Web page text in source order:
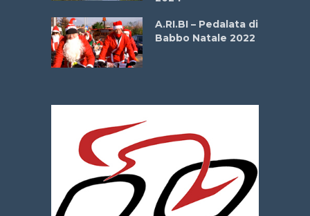
A.RI.BI – Pedalata di
Babbo Natale 2022